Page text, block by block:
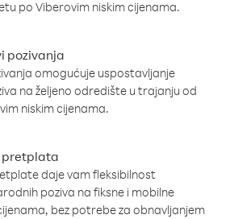
po Viberovim niskim cijenama.
pozivanja
omogućuje uspostavljanje
na željeno odredište u trajanju od
niskim cijenama.
pretplata
daje vam fleksibilnost
poziva na fiksne i mobilne
bez potrebe za obnavljanjem